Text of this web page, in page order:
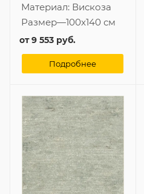
Материал: Вискоза
Размер—100x140 см
от9 553 руб.
Подробнее